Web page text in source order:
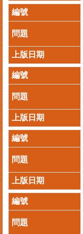
題
網
常
見
問
答